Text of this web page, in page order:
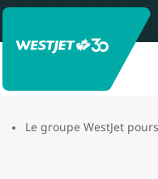
Le groupe WestJet poursuit